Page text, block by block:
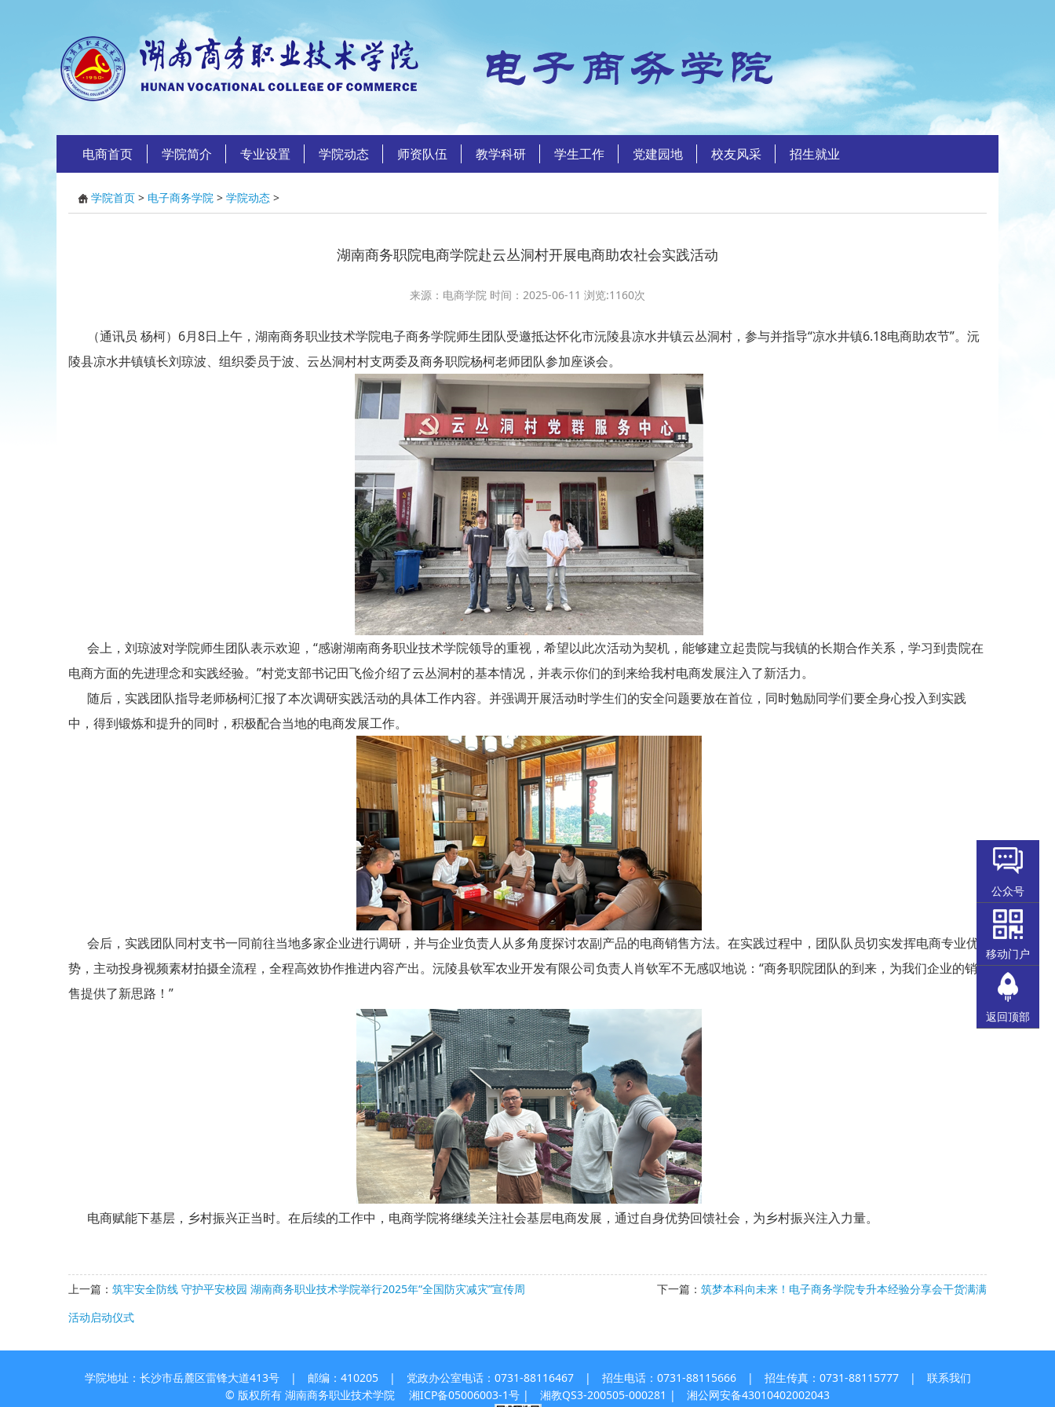
电商首页 学院简介 专业设置 学院动态 师资队伍 教学科研 学生工作 党建园地 校友风采 招生就业
学院首页 > 电子商务学院 > 学院动态 >
湖南商务职院电商学院赴云丛洞村开展电商助农社会实践活动
来源：电商学院 时间：2025-06-11 浏览:1160次
（通讯员 杨柯）6月8日上午，湖南商务职业技术学院电子商务学院师生团队受邀抵达怀化市沅陵县凉水井镇云丛洞村，参与并指导“凉水井镇6.18电商助农节”。沅
陵县凉水井镇镇长刘琼波、组织委员于波、云丛洞村村支两委及商务职院杨柯老师团队参加座谈会。
会上，刘琼波对学院师生团队表示欢迎，“感谢湖南商务职业技术学院领导的重视，希望以此次活动为契机，能够建立起贵院与我镇的长期合作关系，学习到贵院在
电商方面的先进理念和实践经验。”村党支部书记田飞俭介绍了云丛洞村的基本情况，并表示你们的到来给我村电商发展注入了新活力。
随后，实践团队指导老师杨柯汇报了本次调研实践活动的具体工作内容。并强调开展活动时学生们的安全问题要放在首位，同时勉励同学们要全身心投入到实践
中，得到锻炼和提升的同时，积极配合当地的电商发展工作。
会后，实践团队同村支书一同前往当地多家企业进行调研，并与企业负责人从多角度探讨农副产品的电商销售方法。在实践过程中，团队队员切实发挥电商专业优
势，主动投身视频素材拍摄全流程，全程高效协作推进内容产出。沅陵县钦军农业开发有限公司负责人肖钦军不无感叹地说：“商务职院团队的到来，为我们企业的销
售提供了新思路！”
电商赋能下基层，乡村振兴正当时。在后续的工作中，电商学院将继续关注社会基层电商发展，通过自身优势回馈社会，为乡村振兴注入力量。
上一篇： 筑牢安全防线 守护平安校园 湖南商务职业技术学院举行2025年“全国防灾减灾”宣传周
活动启动仪式
下一篇： 筑梦本科向未来！电子商务学院专升本经验分享会干货满满
学院地址：长沙市岳麓区雷锋大道413号 | 邮编：410205 | 党政办公室电话：0731-88116467 | 招生电话：0731-88115666 | 招生传真：0731-88115777 | 联系我们
© 版权所有 湖南商务职业技术学院
湘ICP备05006003-1号 | 湘教QS3-200505-000281 | 湘公网安备43010402002043
公众号
移动门户
返回顶部